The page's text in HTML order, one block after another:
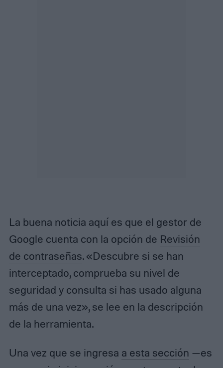
La buena noticia aquí es que el gestor de
Google cuenta con la opción de Revisión
de contraseñas. «Descubre si se han
interceptado, comprueba su nivel de
seguridad y consulta si has usado alguna
más de una vez», se lee en la descripción
de la herramienta.
Una vez que se ingresa a esta sección —es